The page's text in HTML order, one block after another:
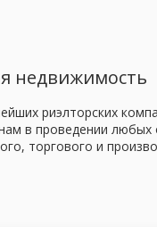
недвижимость
риэлторских
в проведении
торгового и